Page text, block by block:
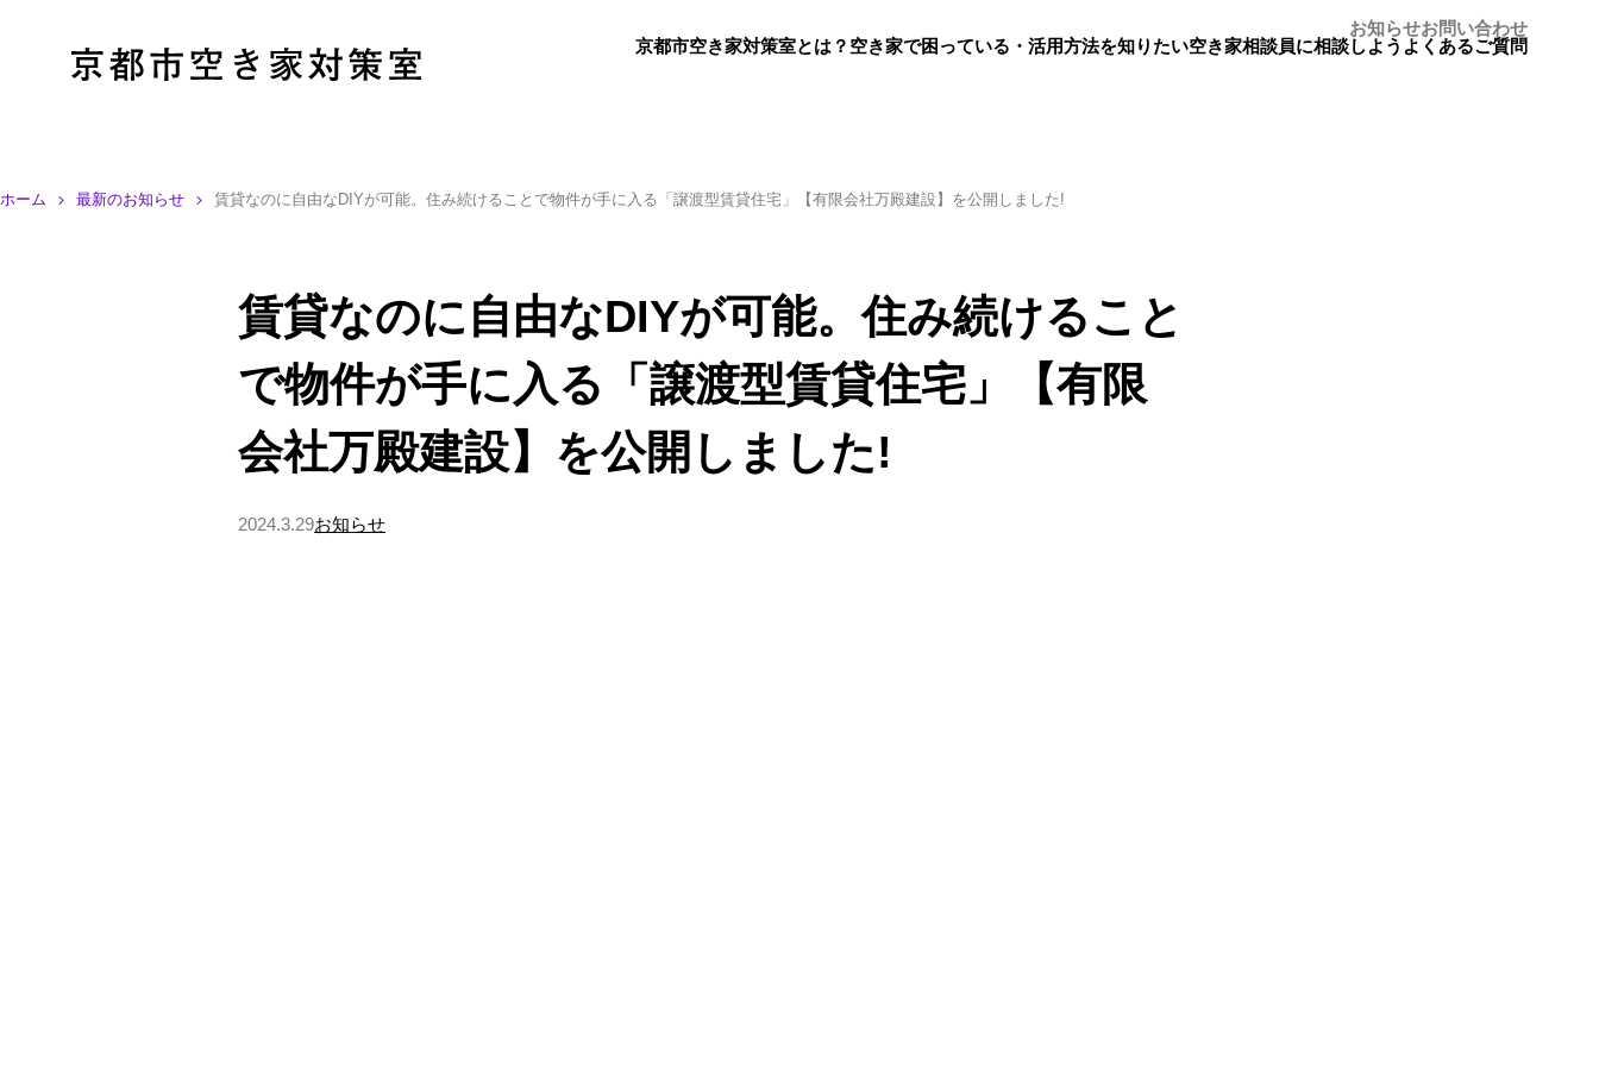
京都市空き家対策室とは？ 空き家で困っている・活用方法を知りたい空き家相談員に相談しよう よくあるご質問
お知らせお問い合わせ
ホーム 最新のお知らせ 賃貸なのに自由なDIYが可能。住み続けることで物件が手に入る「​​譲渡型賃貸住宅」【有限会社万殿建設】を公開しました!
賃貸なのに自由なDIYが可能。住み続けること
で物件が手に入る「​​譲渡型賃貸住宅」【有限
会社万殿建設】を公開しました!
2024.3.29お知らせ